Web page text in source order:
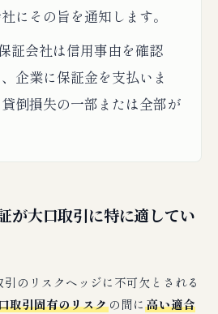
にその旨を通知します。
証会社は信用事由を確認
企業に保証金を支払いま
倒損失の一部または全部が
が大口取引に特に適してい
のリスクヘッジに不可欠とされる
取引固有のリスクの間に 高い適合